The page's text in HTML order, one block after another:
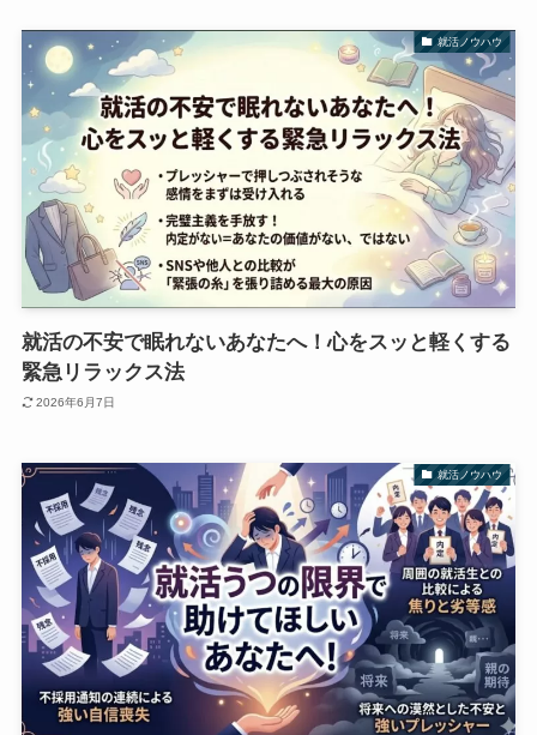
就活ノウハウ
就活の不安で眠れないあなたへ！心をスッと軽くする
緊急リラックス法
2026年6月7日
就活ノウハウ